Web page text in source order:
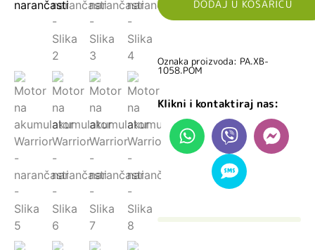
DODAJ U KOŠARICU
Oznaka proizvoda: PA.XB-
1058.POM
Klikni i kontaktiraj nas: